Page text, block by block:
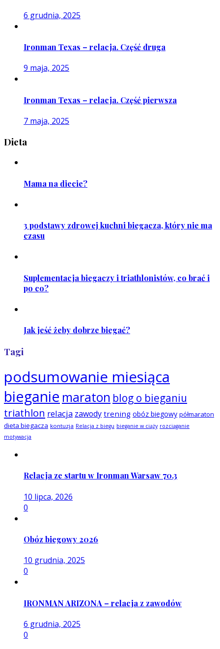
6 grudnia, 2025
Ironman Texas – relacja. Część druga
9 maja, 2025
Ironman Texas – relacja. Część pierwsza
7 maja, 2025
Dieta
Mama na diecie?
3 podstawy zdrowej kuchni biegacza, który nie ma
czasu
Suplementacja biegaczy i triathlonistów, co brać i
po co?
Jak jeść żeby dobrze biegać?
Tagi
podsumowanie miesiąca
bieganie maraton blog o bieganiu
triathlon relacja zawody trening obóz biegowy półmaraton
dieta biegacza kontuzja Relacja z biegu bieganie w ciąży rozciąganie
motywacja
Relacja ze startu w Ironman Warsaw 70.3
10 lipca, 2026
0
Obóz biegowy 2026
10 grudnia, 2025
0
IRONMAN ARIZONA – relacja z zawodów
6 grudnia, 2025
0